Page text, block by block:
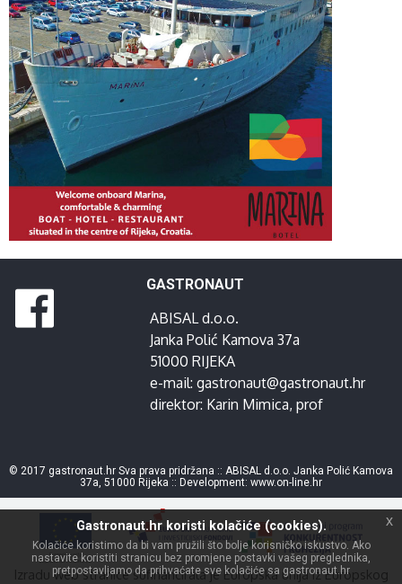
GASTRONAUT
ABISAL d.o.o.
Janka Polić Kamova 37a
51000 RIJEKA
e-mail: gastronaut@gastronaut.hr
direktor: Karin Mimica, prof
© 2017 gastronaut.hr Sva prava pridržana :: ABISAL d.o.o. Janka Polić Kamova
37a, 51000 Rijeka :: Development: www.on-line.hr
Izradu web stranice sufinancirala je Europska unija iz Europskog
Gastronaut.hr koristi kolačiće (cookies).
Kolačiće koristimo da bi vam pružili što bolje korisničko iskustvo. Ako
nastavite koristiti stranicu bez promjene postavki vašeg preglednika,
pretpostavljamo da prihvaćate sve kolačiće sa gastronaut.hr
x